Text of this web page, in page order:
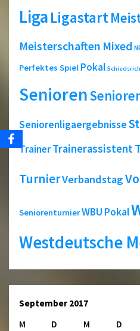
LigaLigastart
Meisterschaften Mixed
Perfektes Spiel Pokal
Senioren
Seniorenligaergebnisse
TrainerTrainerassistent
TurnierVerbandstag
SeniorenturnierWBU Pokal
Westdeutsche
September 2017
M
D M D